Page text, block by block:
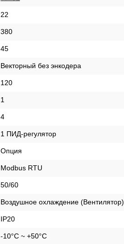
22
380
45
Векторный без энкодера
120
1
4
1 ПИД-регулятор
Опция
Modbus RTU
50/60
Воздушное охлаждение (Вентилятор)
IP20
-10°C ~ +50°C